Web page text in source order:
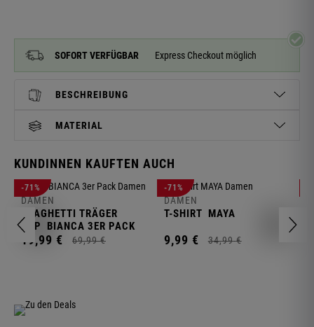
SOFORT VERFÜGBAR Express Checkout möglich
BESCHREIBUNG
MATERIAL
KUNDINNEN KAUFTEN AUCH
-71%
DAMEN
SPAGHETTI TRÄGER
TOP
BIANCA 3ER PACK
19,99 € 69,99 €
-71%
DAMEN
T-SHIRT MAYA
9,99 € 34,99 €